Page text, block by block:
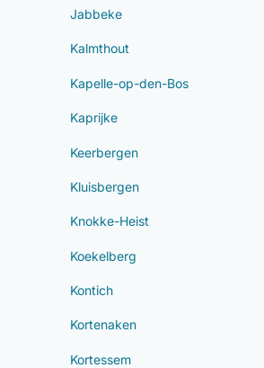
Jabbeke
Kalmthout
Kapelle-op-den-Bos
Kaprijke
Keerbergen
Kluisbergen
Knokke-Heist
Koekelberg
Kontich
Kortenaken
Kortessem